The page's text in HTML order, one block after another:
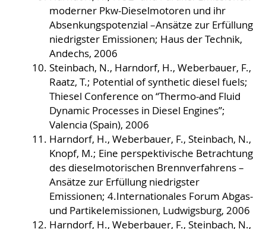
moderner Pkw-Dieselmotoren und ihr
Absenkungspotenzial –Ansätze zur Erfüllung
niedrigster Emissionen; Haus der Technik,
Andechs, 2006
Steinbach, N., Harndorf, H., Weberbauer, F.,
Raatz, T.; Potential of synthetic diesel fuels;
Thiesel Conference on “Thermo-and Fluid
Dynamic Processes in Diesel Engines”;
Valencia (Spain), 2006
Harndorf, H., Weberbauer, F., Steinbach, N.,
Knopf, M.; Eine perspektivische Betrachtung
des dieselmotorischen Brennverfahrens –
Ansätze zur Erfüllung niedrigster
Emissionen; 4.Internationales Forum Abgas-
und Partikelemissionen, Ludwigsburg, 2006
Harndorf, H., Weberbauer, F., Steinbach, N.,